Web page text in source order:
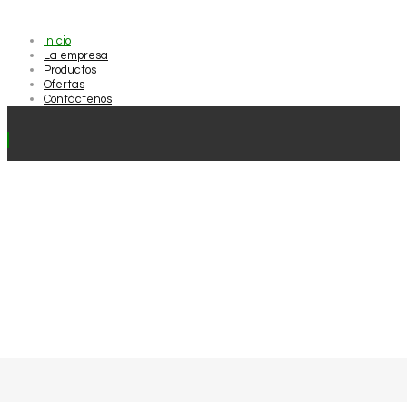
Inicio
La empresa
Productos
Ofertas
Contáctenos